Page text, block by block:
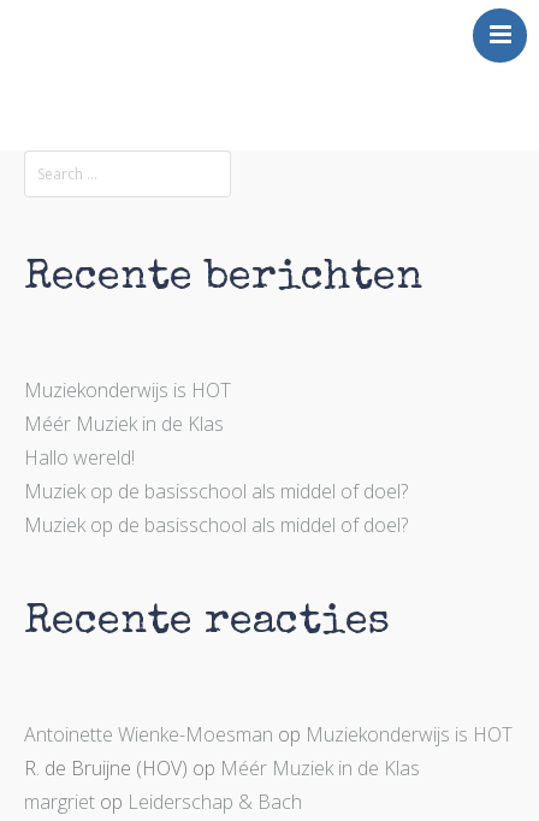
Over Mij
Klinkt
Inkt
Recente berichten
Muziekonderwijs is HOT
Méér Muziek in de Klas
Hallo wereld!
Muziek op de basisschool als middel of doel?
Muziek op de basisschool als middel of doel?
Recente reacties
Antoinette Wienke-Moesman op Muziekonderwijs is HOT
R. de Bruijne (HOV) op Méér Muziek in de Klas
margriet op Leiderschap & Bach